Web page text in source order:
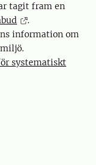
tagit fram en
.
information om
systematiskt